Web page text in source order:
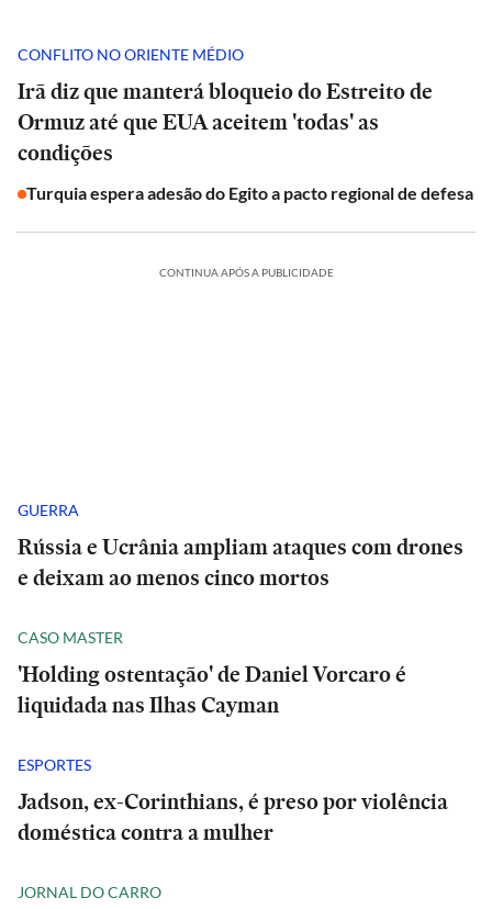
CONFLITO NO ORIENTE MÉDIO
Irã diz que manterá bloqueio do Estreito de
Ormuz até que EUA aceitem 'todas' as
condições
Turquia espera adesão do Egito a pacto regional de defesa
CONTINUA APÓS A PUBLICIDADE
GUERRA
Rússia e Ucrânia ampliam ataques com drones
e deixam ao menos cinco mortos
CASO MASTER
'Holding ostentação' de Daniel Vorcaro é
liquidada nas Ilhas Cayman
ESPORTES
Jadson, ex-Corinthians, é preso por violência
doméstica contra a mulher
JORNAL DO CARRO